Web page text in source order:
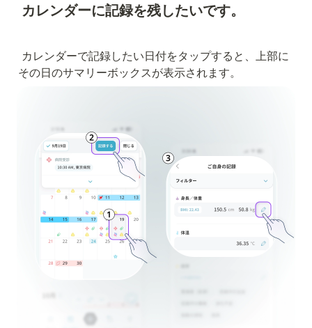
カレンダーに記録を残したいです。
カレンダーで記録したい日付をタップすると、上部に
その日のサマリーボックスが表示されます。